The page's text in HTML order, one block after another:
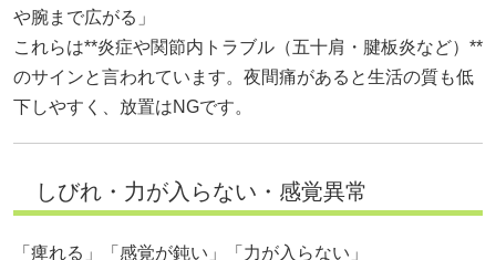
や腕まで広がる」
これらは**炎症や関節内トラブル（五十肩・腱板炎など）**
のサインと言われています。夜間痛があると生活の質も低
下しやすく、放置はNGです。
しびれ・力が入らない・感覚異常
「痺れる」「感覚が鈍い」「力が入らない」